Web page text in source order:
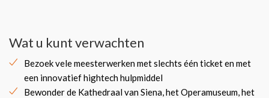
Wat u kunt verwachten
Bezoek vele meesterwerken met slechts één ticket en met
een innovatief hightech hulpmiddel
Bewonder de Kathedraal van Siena, het Operamuseum, het